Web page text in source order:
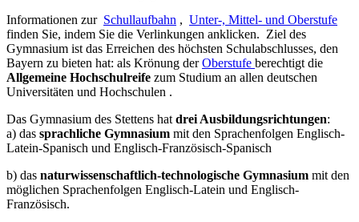
Informationen zur Schullaufbahn , Unter-, Mittel- und Oberstufe
finden Sie, indem Sie die Verlinkungen anklicken. Ziel des
Gymnasium ist das Erreichen des höchsten Schulabschlusses, den
Bayern zu bieten hat: als Krönung derOberstufe berechtigt die
Allgemeine Hochschulreife zum Studium an allen deutschen
Universitäten und Hochschulen .
Das Gymnasium des Stettens hat drei Ausbildungsrichtungen:
a) das sprachliche Gymnasium mit den Sprachenfolgen Englisch-
Latein-Spanisch und Englisch-Französisch-Spanisch
b) das naturwissenschaftlich-technologische Gymnasium mit den
möglichen Sprachenfolgen Englisch-Latein und Englisch-
Französisch.